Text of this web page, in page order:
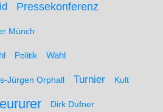
Pressekonferenz
Münch
Politik Wahl
Jürgen Orphall Turnier Kult
Dirk Dufner